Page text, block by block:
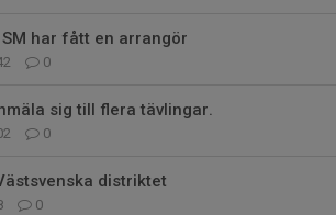
har fått en arrangör
0
sig till flera tävlingar.
0
distriktet
0